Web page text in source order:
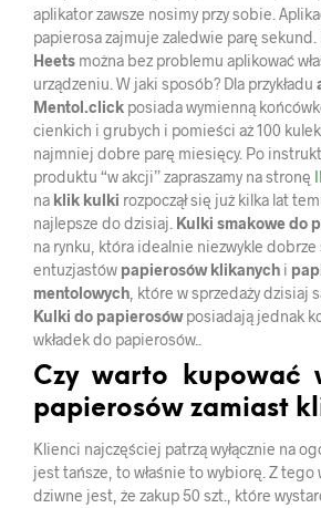
aplikator zawsze nosimy przy sobie.
papierosa zajmuje zaledwie parę
Heets można bez problemu aplikować
urządzeniu. W jaki sposób? Dla przykładu
Mentol.click posiada wymienną
cienkich i grubych i pomieści aż 100
najmniej dobre parę miesięcy. Po
produktu “w akcji” zapraszamy na stronę
na klik kulki rozpoczął się już kilka lat
najlepsze do dzisiaj. Kulki smakowe do
na rynku, która idealnie niezwykle
entuzjastów papierosów klikanych i
mentolowych , które w sprzedaży dzisiaj
Kulki do papierosówposiadają jednak
wkładek do papierosów..
Czy warto kupować
papierosów zamiast
Klienci najczęściej patrzą wyłącznie na
jest tańsze, to właśnie to wybiorę. Z tego
dziwne jest, że zakup 50 szt., które